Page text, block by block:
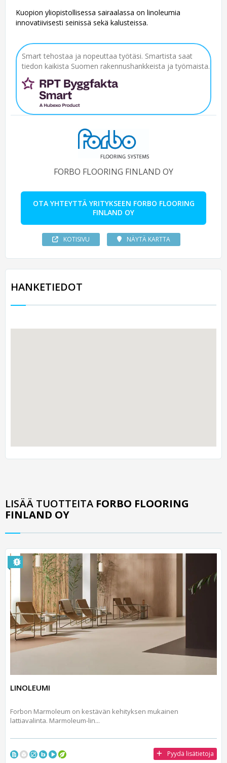
Kuopion yliopistollisessa sairaalassa on linoleumia
innovatiivisesti seinissä sekä kalusteissa.
Smart tehostaa ja nopeuttaa työtäsi. Smartista saat
tiedon kaikista Suomen rakennushankkeista ja työmaista.
FORBO FLOORING FINLAND OY
OTA YHTEYTTÄ YRITYKSEEN FORBO FLOORING
FINLAND OY
KOTISIVU NÄYTÄ KARTTA
HANKETIEDOT
LISÄÄ TUOTTEITA FORBO FLOORING
FINLAND OY
LINOLEUMI
Forbon Marmoleum on kestävän kehityksen mukainen
lattiavalinta. Marmoleum-lin...
Pyydä lisätietoja